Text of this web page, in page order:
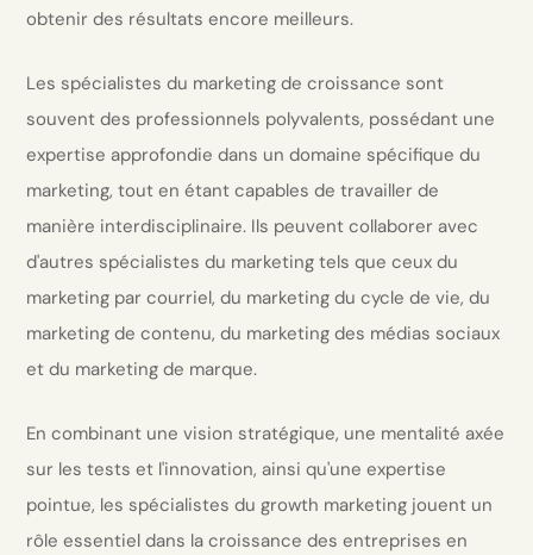
obtenir des résultats encore meilleurs.
Les spécialistes du marketing de croissance sont
souvent des professionnels polyvalents, possédant une
expertise approfondie dans un domaine spécifique du
marketing, tout en étant capables de travailler de
manière interdisciplinaire. Ils peuvent collaborer avec
d'autres spécialistes du marketing tels que ceux du
marketing par courriel, du marketing du cycle de vie, du
marketing de contenu, du marketing des médias sociaux
et du marketing de marque.
En combinant une vision stratégique, une mentalité axée
sur les tests et l'innovation, ainsi qu'une expertise
pointue, les spécialistes du growth marketing jouent un
rôle essentiel dans la croissance des entreprises en